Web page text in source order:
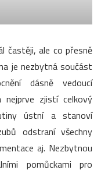
častěji, ale co přesně
je nezbytná součást
dásně vedoucí
nejprve zjistí celkový
ústní a stanoví
odstraní všechny
aj. Nezbytnou
pomůckami pro